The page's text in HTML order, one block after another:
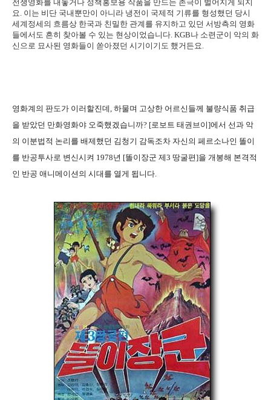
전쟁영화를 내놓거나 정책홍보용 작품을 만드는 촌극이 벌어지게 되지
요. 이는 비단 국내뿐만이 아니라 냉전이 국제적 기류를 형성했던 당시
세계정세의 흐름상 한국과 친밀한 관계를 유지하고 있던 서방측의 영화
들에서도 흔히 찾아볼 수 있는 현상이었습니다. KGB나 소련군이 악의 화
신으로 묘사된 영화들이 쏟아졌던 시기이기도 했거든요.
영화계의 판도가 이러할진데, 하물며 고상한 어르신들께 불량식품 취급
을 받았던 만화영화야 오죽했겠습니까? [로보트 태권브이]에서 선과 악
의 이분법적 논리를 배제했던 김청기 감독조차 자신의 페르소나인 똘이
를 반공투사로 변신시켜 1978년 [똘이장군 제3 땅굴편]을 개봉해 본격적
인 반공 애니메이션의 시대를 열게 됩니다.